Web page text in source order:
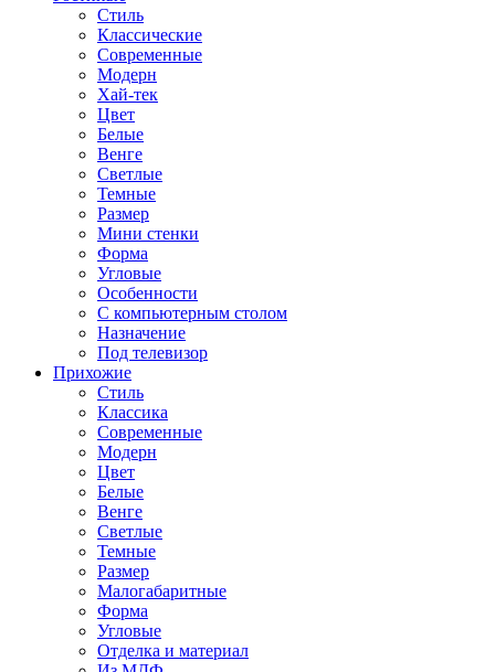
Стиль
Классические
Современные
Модерн
Хай-тек
Цвет
Белые
Венге
Светлые
Темные
Размер
Мини стенки
Форма
Угловые
Особенности
С компьютерным столом
Назначение
Под телевизор
Прихожие
Стиль
Классика
Современные
Модерн
Цвет
Белые
Венге
Светлые
Темные
Размер
Малогабаритные
Форма
Угловые
Отделка и материал